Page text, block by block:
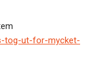
tog-ut-for-mycket-